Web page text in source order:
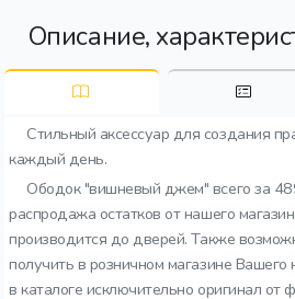
Описание,
Стильный аксессуар для создания
каждый день.
Ободок "вишневый джем" всего за
распродажа остатков от нашего
производится до дверей. Также
получить в розничном магазине Вашего
в каталоге исключительно оригинал от